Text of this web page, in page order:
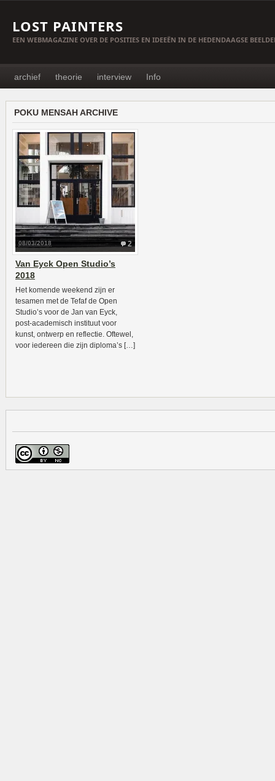
LOST PAINTERS
EEN WEBMAGAZINE OVER DE POSITIES EN IDEEËN IN DE HEDENDAAGSE
archief theorie interview Info
POKU MENSAH ARCHIVE
2
08/03/2018
Van Eyck Open Studio’s
2018
Het komende weekend zijn er
tesamen met de Tefaf de Open
Studio’s voor de Jan van Eyck,
post-academisch instituut voor
kunst, ontwerp en reflectie. Oftewel,
voor iedereen die zijn diploma’s […]